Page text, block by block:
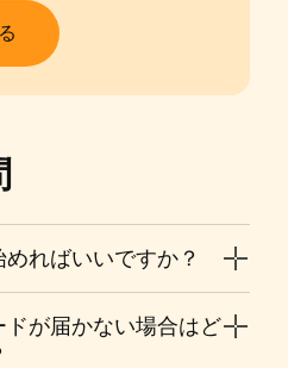
ればいいですか？
が届かない場合はど